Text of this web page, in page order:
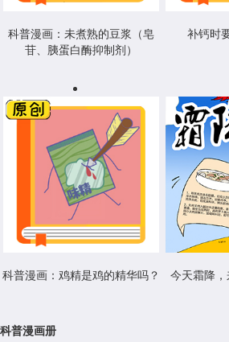
科普漫画：未煮熟的豆浆（皂
苷、胰蛋白酶抑制剂）
补钙时
科普漫画：鸡精是鸡的精华吗？ 今天霜降
科普漫画册